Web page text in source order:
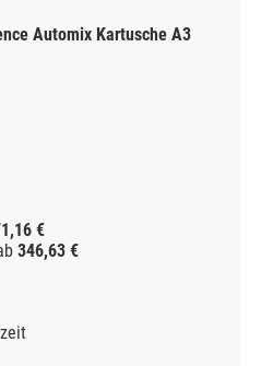
Automix Kartusche A3
€
346,63 €